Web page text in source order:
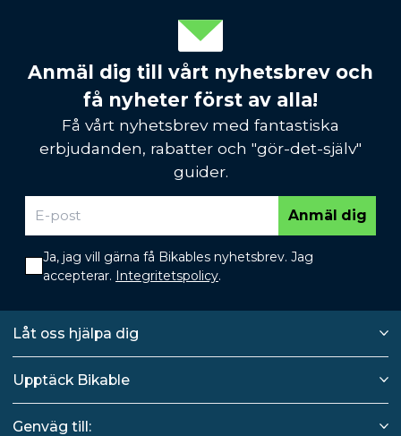
Anmäl dig till vårt nyhetsbrev och
få nyheter först av alla!
Få vårt nyhetsbrev med fantastiska
erbjudanden, rabatter och "gör-det-själv"
guider.
Anmäl dig
Ja, jag vill gärna få Bikables nyhetsbrev. Jag
accepterar. Integritetspolicy.
Låt oss hjälpa dig
Upptäck Bikable
Genväg till: